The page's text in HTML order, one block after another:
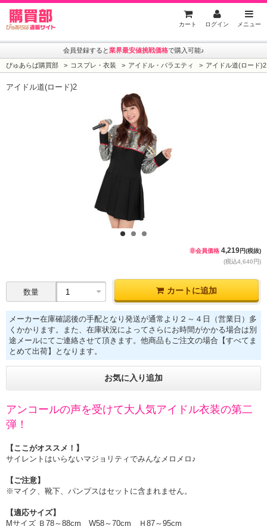
カート ログイン メニュー
会員登録すると業界最安値挑戦価格で購入可能♪
ぴゅあらば購買部 コスプレ・衣装 アイドル・バラエティ アイドル道(ロード)2
アイドル道(ロード)2
非会員価格 4,219円(税抜)
(税込4,640円)
数量 カートに追加
メーカー在庫確認後の手配となり発送が通常より２～４日（営業日）多
くかかります。また、在庫状況によってさらにお時間がかかる場合は別
途メールにてご連絡させて頂きます。他商品もご注文の場合【すべてま
とめて出荷】となります。
お気に入り追加
アンコールの声を受けて大人気アイドル衣装の第二
弾！
【ここがオススメ！】
サイレントはいらないマジョリティでみんなメロメロ♪
【ご注意】
※マイク、靴下、パンプスはセットに含まれません。
【適応サイズ】
Mサイズ Ｂ78～88cm W58～70cm Ｈ87～95cm